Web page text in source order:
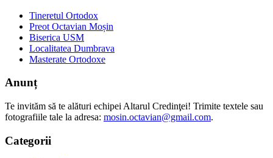
Tineretul Ortodox
Preot Octavian Moșin
Biserica USM
Localitatea Dumbrava
Masterate Ortodoxe
Anunț
Te invităm să te alături echipei Altarul Credinţei! Trimite textele sau
fotografiile tale la adresa: mosin.octavian@gmail.com.
Categorii